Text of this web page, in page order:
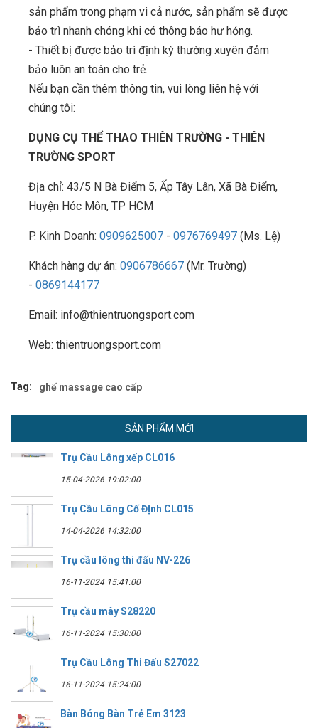
sản phẩm trong phạm vi cả nước, sản phẩm sẽ được
bảo trì nhanh chóng khi có thông báo hư hỏng.
- Thiết bị được bảo trì định kỳ thường xuyên đảm
bảo luôn an toàn cho trẻ.
Nếu bạn cần thêm thông tin, vui lòng liên hệ với
chúng tôi:
DỤNG CỤ THỂ THAO THIÊN TRƯỜNG - THIÊN
TRƯỜNG SPORT
Địa chỉ: 43/5 N Bà Điểm 5, Ấp Tây Lân, Xã Bà Điểm,
Huyện Hóc Môn, TP HCM
P. Kinh Doanh: 0909625007 - 0976769497 (Ms. Lệ)
Khách hàng dự án: 0906786667 (Mr. Trường)
- 0869144177
Email: info@thientruongsport.com
Web: thientruongsport.com
Tag: ghế massage cao cấp
SẢN PHẨM MỚI
Trụ Cầu Lông xếp CL016
15-04-2026 19:02:00
Trụ Cầu Lông Cố ĐỊnh CL015
14-04-2026 14:32:00
Trụ cầu lông thi đấu NV-226
16-11-2024 15:41:00
Trụ cầu mây S28220
16-11-2024 15:30:00
Trụ Cầu Lông Thi Đấu S27022
16-11-2024 15:24:00
Bàn Bóng Bàn Trẻ Em 3123